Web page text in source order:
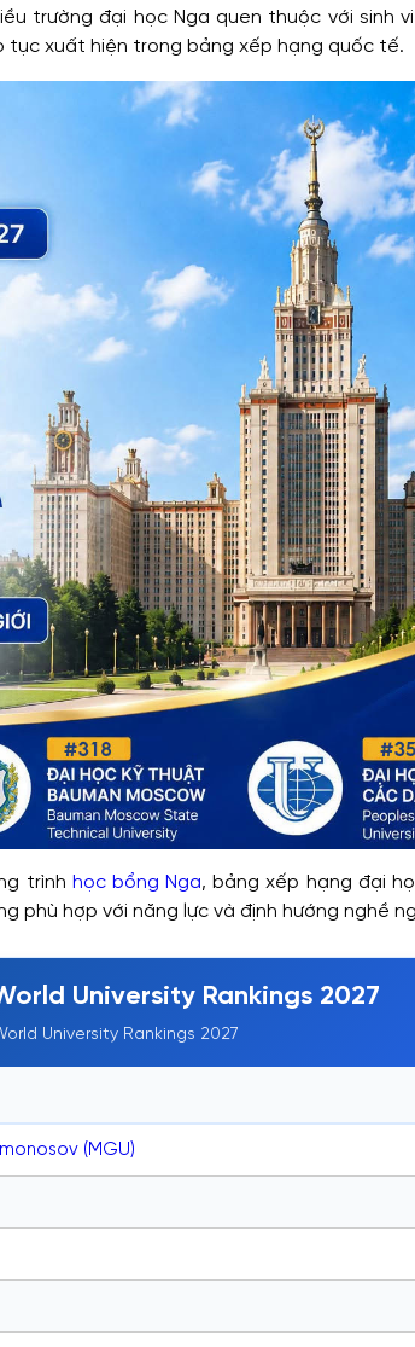
trường đại học Nga quen thuộc với sinh
tục xuất hiện trong bảng xếp hạng quốc tế.
trình học bổng Nga, bảng xếp hạng đại
phù hợp với năng lực và định hướng nghề
University Rankings 2027
University Rankings 2027
(MGU)